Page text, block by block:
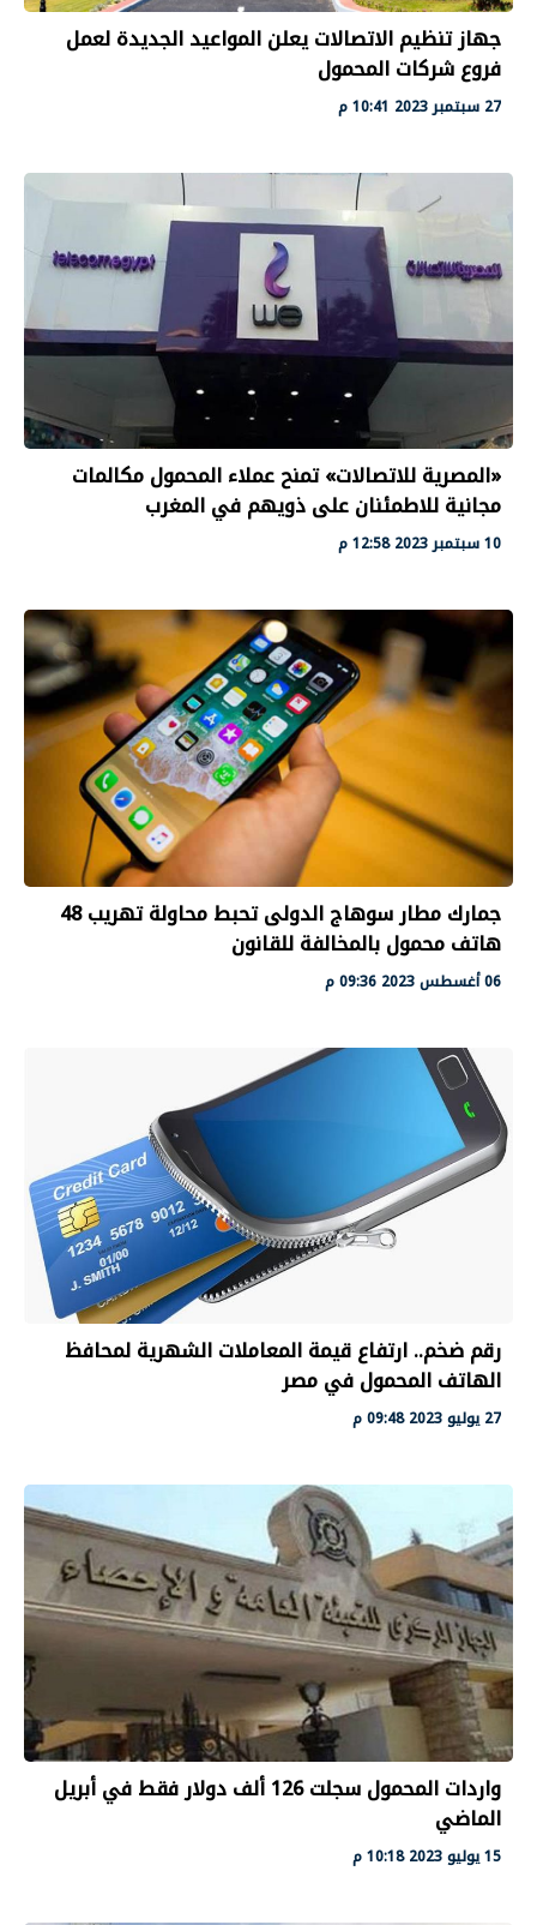
جهاز تنظيم الاتصالات يعلن المواعيد الجديدة لعمل
فروع شركات المحمول
27 سبتمبر 2023 10:41 م
«المصرية للاتصالات» تمنح عملاء المحمول مكالمات
مجانية للاطمئنان على ذويهم في المغرب
10 سبتمبر 2023 12:58 م
جمارك مطار سوهاج الدولى تحبط محاولة تهريب 48
هاتف محمول بالمخالفة للقانون
06 أغسطس 2023 09:36 م
رقم ضخم.. ارتفاع قيمة المعاملات الشهرية لمحافظ
الهاتف المحمول في مصر
27 يوليو 2023 09:48 م
واردات المحمول سجلت 126 ألف دولار فقط في أبريل
الماضي
15 يوليو 2023 10:18 م